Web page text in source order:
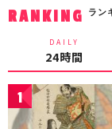
RANKING ラン
DAILY
24時間
1